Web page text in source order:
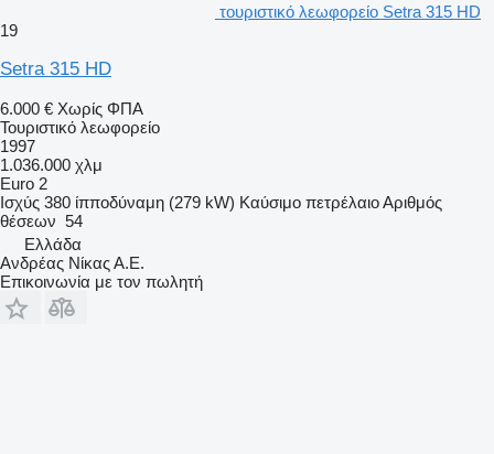
τουριστικό λεωφορείο Setra 315 HD
19
Setra 315 HD
6.000 € Χωρίς ΦΠΑ
Τουριστικό λεωφορείο
1997
1.036.000 χλμ
Euro 2
Ισχύς 380 ίπποδύναμη (279 kW) Καύσιμο πετρέλαιοΑριθμός
θέσεων 54
Ελλάδα
Ανδρέας Νίκας Α.Ε.
Επικοινωνία με τον πωλητή